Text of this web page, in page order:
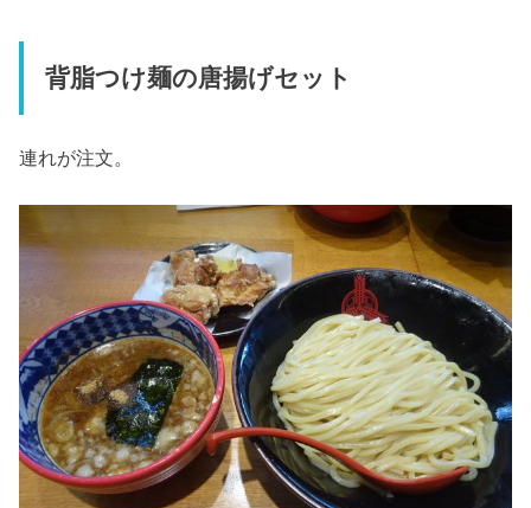
背脂つけ麺の唐揚げセット
連れが注文。